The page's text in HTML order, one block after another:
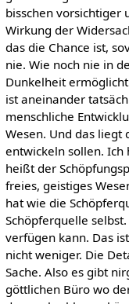
bisschen vorsichtiger
Wirkung der
das die Chance ist,
nie. Wie noch nie in
Dunkelheit
ist aneinander
menschliche
Wesen. Und das liegt
entwickeln sollen.
heißt der
freies, geistiges
hat wie die
Schöpferquelle
verfügen kann. Das
nicht weniger. Die
Sache. Also es gibt
göttlichen Büro wo